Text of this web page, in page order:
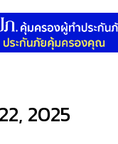
2025